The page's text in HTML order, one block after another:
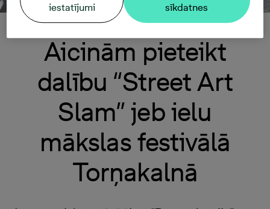
Aicinām pieteikt
dalību “Street Art
Slam” jeb ielu
mākslas festivālā
Torņakalnā
iestatījumi
sīkdatnes